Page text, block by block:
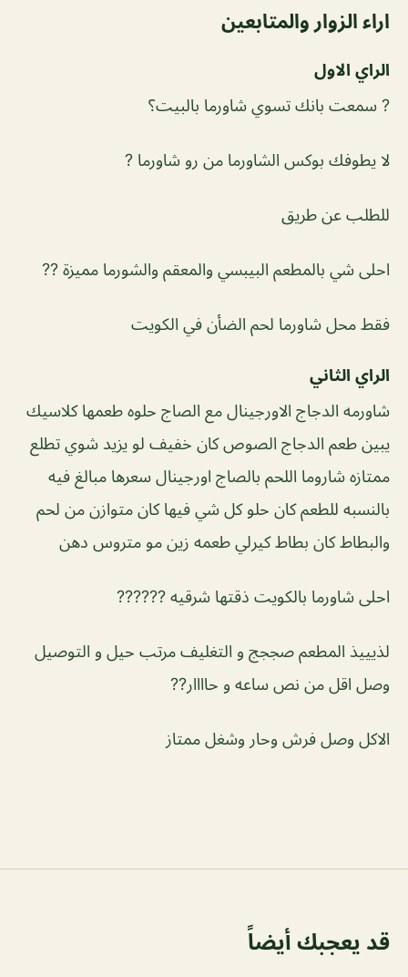
اراء الزوار والمتابعين
الراي الاول
? سمعت بانك تسوي شاورما بالبيت؟
لا يطوفك بوكس الشاورما من رو شاورما ?
للطلب عن طريق
احلى شي بالمطعم البيبسي والمعقم والشورما مميزة ??
فقط محل شاورما لحم الضأن في الكويت
الراي الثاني
شاورمه الدجاج الاورجينال مع الصاج حلوه طعمها كلاسيك
يبين طعم الدجاج الصوص كان خفيف لو يزيد شوي تطلع
ممتازه شاروما اللحم بالصاج اورجينال سعرها مبالغ فيه
بالنسبه للطعم كان حلو كل شي فيها كان متوازن من لحم
والبطاط كان بطاط كيرلي طعمه زين مو متروس دهن
احلى شاورما بالكويت ذقتها شرقيه ??????
لذيييذ المطعم صججج و التغليف مرتب حيل و التوصيل
وصل اقل من نص ساعه و حاااار??
الاكل وصل فرش وحار وشغل ممتاز
قد يعجبك أيضاً